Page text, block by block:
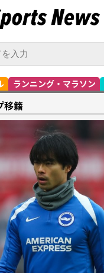
ランニング・マラソン
移籍